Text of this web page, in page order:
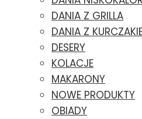
DANIA Z GRILLA
DANIA Z
DESERY
KOLACJE
MAKARONY
NOWE PRODUKTY
OBIADY